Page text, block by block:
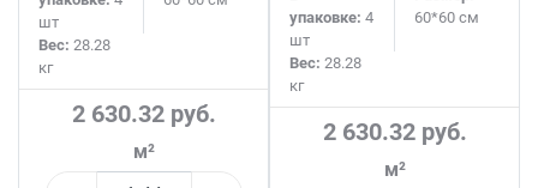
шт
Вес: 28.28
кг
2 630.32 руб.
м²
упаковке: 4
шт
60*60 см
Вес: 28.28
кг
2 630.32 руб.
м²